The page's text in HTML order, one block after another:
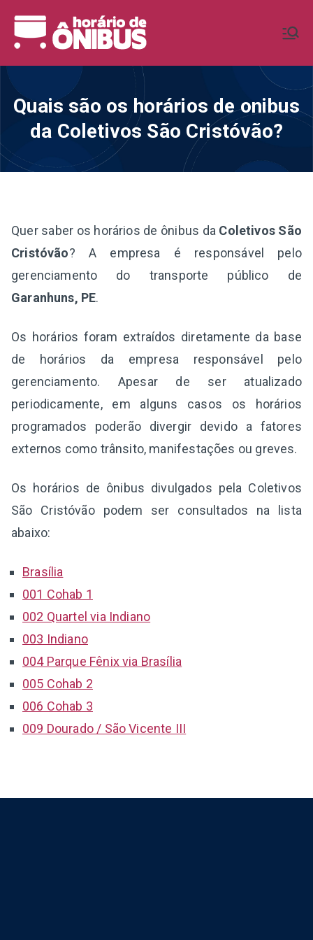
para
Ônibus BR
Horários de Ônibus de todo o
Quais são os horários de onibus
da Coletivos São Cristóvão?
Quer saber os horários de ônibus da Coletivos São
Cristóvão? A empresa é responsável pelo
gerenciamento do transporte público de
Garanhuns, PE.
Os horários foram extraídos diretamente da base
de horários da empresa responsável pelo
gerenciamento. Apesar de ser atualizado
periodicamente, em alguns casos os horários
programados poderão divergir devido a fatores
externos como trânsito, manifestações ou greves.
Os horários de ônibus divulgados pela Coletivos
São Cristóvão podem ser consultados na lista
abaixo:
Brasília
001 Cohab 1
002 Quartel via Indiano
003 Indiano
004 Parque Fênix via Brasília
005 Cohab 2
006 Cohab 3
009 Dourado / São Vicente III